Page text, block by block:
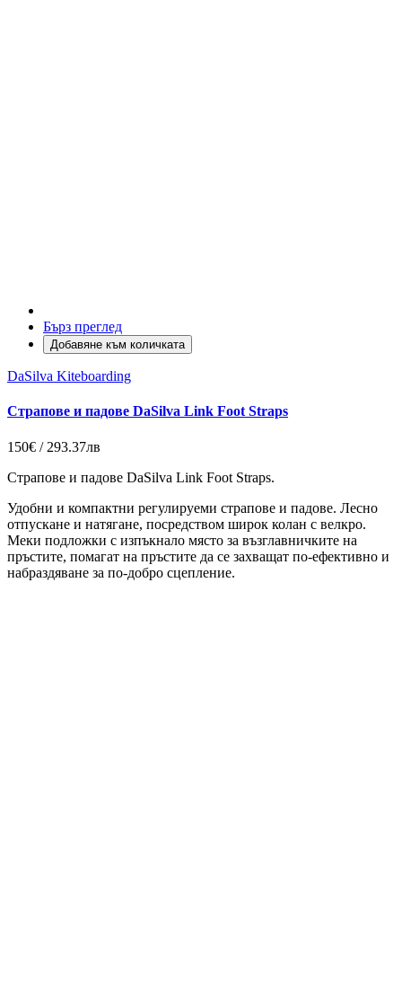
Бърз преглед
Добавяне към количката
DaSilva Kiteboarding
Страпове и падове DaSilva Link Foot Straps
150€ / 293.37лв
Страпове и падове DaSilva Link Foot Straps.
Удобни и компактни регулируеми страпове и падове. Лесно
отпускане и натягане, посредством широк колан с велкро.
Меки подложки с изпъкнало място за възглавничките на
пръстите, помагат на пръстите да се захващат по-ефективно и
набраздяване за по-добро сцепление.